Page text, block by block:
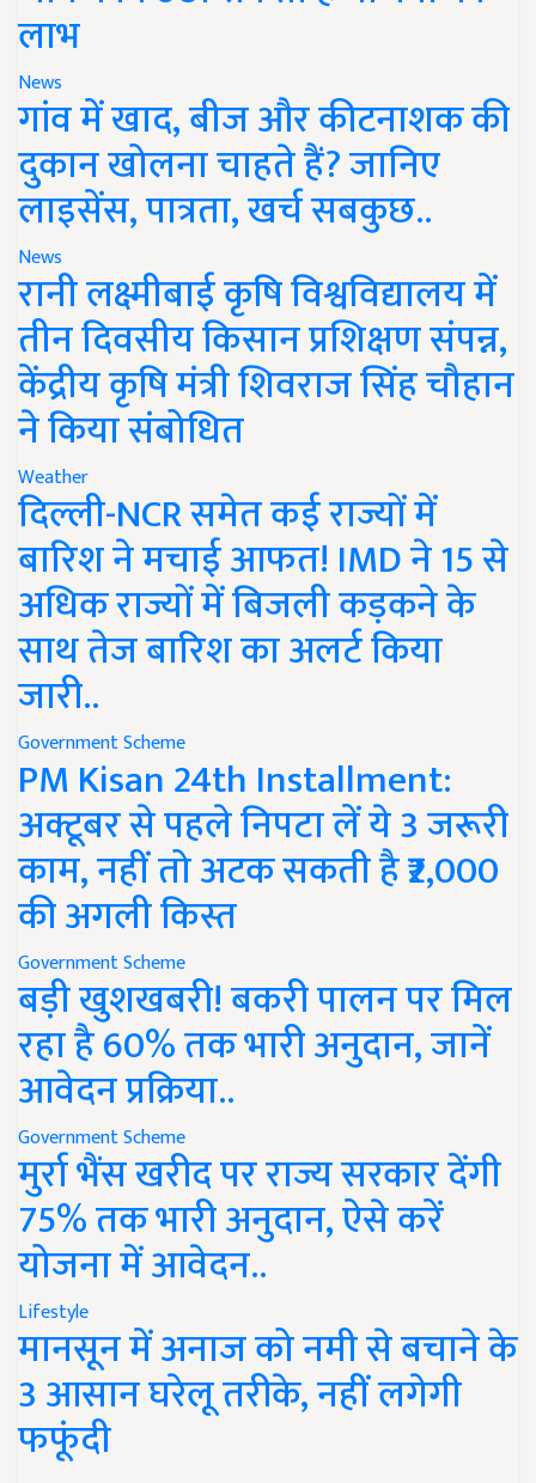
लाभ
News
गांव में खाद, बीज और कीटनाशक की
दुकान खोलना चाहते हैं? जानिए
लाइसेंस, पात्रता, खर्च सबकुछ..
News
रानी लक्ष्मीबाई कृषि विश्वविद्यालय में
तीन दिवसीय किसान प्रशिक्षण संपन्न,
केंद्रीय कृषि मंत्री शिवराज सिंह चौहान
ने किया संबोधित
Weather
दिल्ली-NCR समेत कई राज्यों में
बारिश ने मचाई आफत! IMD ने 15 से
अधिक राज्यों में बिजली कड़कने के
साथ तेज बारिश का अलर्ट किया
जारी..
Government Scheme
PM Kisan 24th Installment:
अक्टूबर से पहले निपटा लें ये 3 जरूरी
काम, नहीं तो अटक सकती है ₹2,000
की अगली किस्त
Government Scheme
बड़ी खुशखबरी! बकरी पालन पर मिल
रहा है 60% तक भारी अनुदान, जानें
आवेदन प्रक्रिया..
Government Scheme
मुर्रा भैंस खरीद पर राज्य सरकार देंगी
75% तक भारी अनुदान, ऐसे करें
योजना में आवेदन..
Lifestyle
मानसून में अनाज को नमी से बचाने के
3 आसान घरेलू तरीके, नहीं लगेगी
फफूंदी